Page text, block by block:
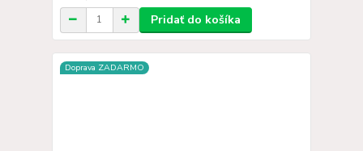
Pridať do košíka
Doprava ZADARMO